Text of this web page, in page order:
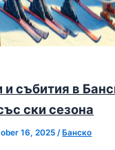
събития в
ски сезона
16, 2025/ Банско